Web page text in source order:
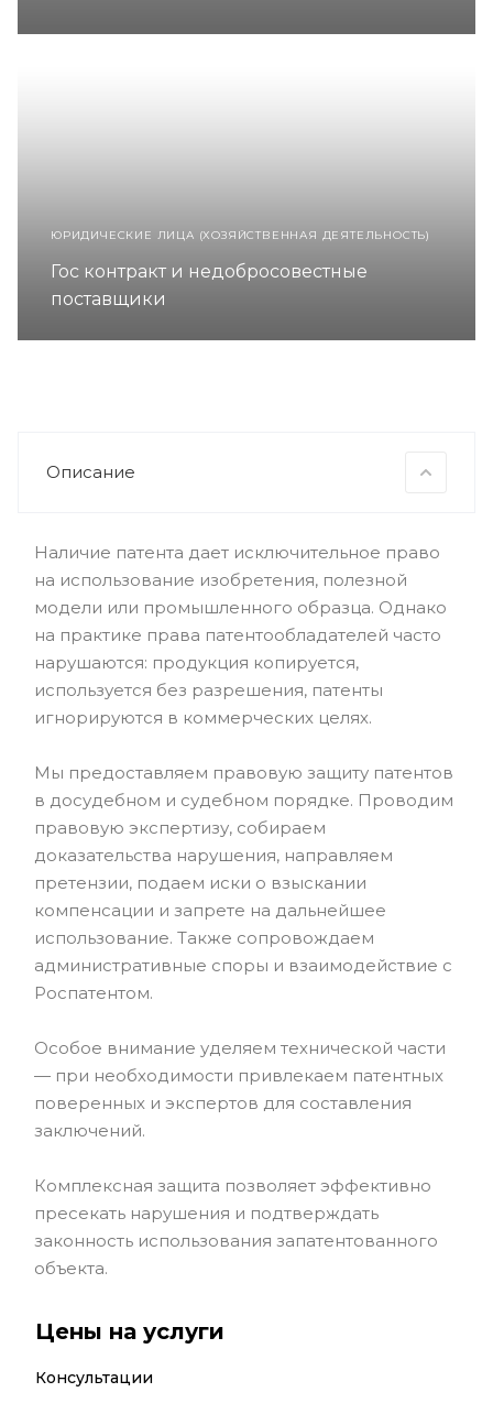
ЮРИДИЧЕСКИЕ ЛИЦА (ХОЗЯЙСТВЕННАЯ ДЕЯТЕЛЬНОСТЬ)
Гос контракт и недобросовестные
поставщики
Описание
Наличие патента дает исключительное право
на использование изобретения, полезной
модели или промышленного образца. Однако
на практике права патентообладателей часто
нарушаются: продукция копируется,
используется без разрешения, патенты
игнорируются в коммерческих целях.
Мы предоставляем правовую защиту патентов
в досудебном и судебном порядке. Проводим
правовую экспертизу, собираем
доказательства нарушения, направляем
претензии, подаем иски о взыскании
компенсации и запрете на дальнейшее
использование. Также сопровождаем
административные споры и взаимодействие с
Роспатентом.
Особое внимание уделяем технической части
— при необходимости привлекаем патентных
поверенных и экспертов для составления
заключений.
Комплексная защита позволяет эффективно
пресекать нарушения и подтверждать
законность использования запатентованного
объекта.
Цены на услуги
Консультации